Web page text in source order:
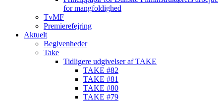
for mangfoldighed
TvMF
Premierefejring
Aktuelt
Begivenheder
Take
Tidligere udgivelser af TAKE
TAKE #82
TAKE #81
TAKE #80
TAKE #79